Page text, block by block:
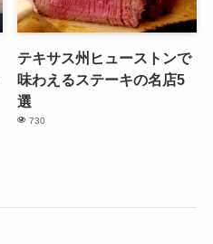
テキサス州ヒューストンで
味わえるステーキの名店5
選
730